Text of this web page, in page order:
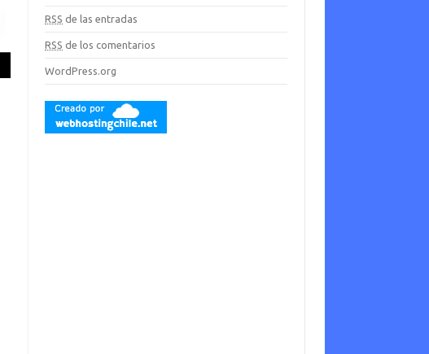
RSS de las entradas
RSS de los comentarios
WordPress.org